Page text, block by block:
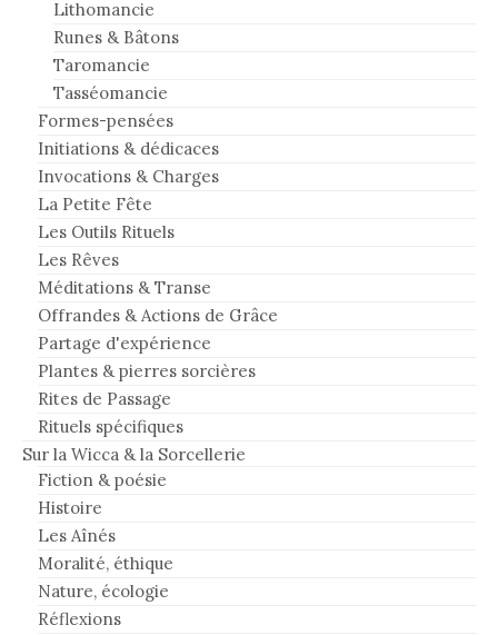
Lithomancie
Runes & Bâtons
Taromancie
Tasséomancie
Formes-pensées
Initiations & dédicaces
Invocations & Charges
La Petite Fête
Les Outils Rituels
Les Rêves
Méditations & Transe
Offrandes & Actions de Grâce
Partage d'expérience
Plantes & pierres sorcières
Rites de Passage
Rituels spécifiques
Sur la Wicca & la Sorcellerie
Fiction & poésie
Histoire
Les Aînés
Moralité, éthique
Nature, écologie
Réflexions